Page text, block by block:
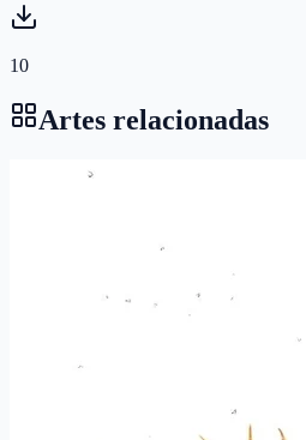
10
Artes relacionadas